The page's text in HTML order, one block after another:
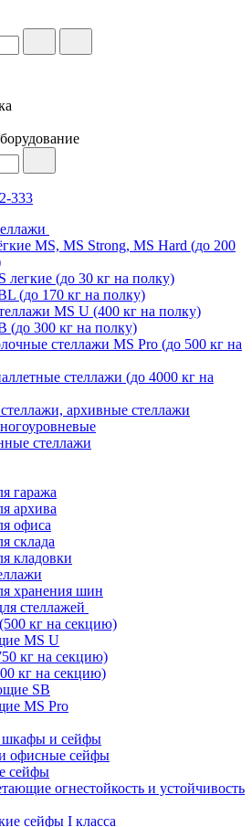
333
MS, MS Strong, MS Hard (до 200
легкие (до 30 кг на полку)
(до 170 кг на полку)
MS U (400 кг на полку)
(до 300 кг на полку)
стеллажи MS Pro (до 500 кг на
стеллажи (до 4000 кг на
архивные стеллажи
стеллажи
гаража
архива
офиса
склада
кладовки
хранения шин
стеллажей
кг на секцию)
MS U
кг на секцию)
кг на секцию)
SB
MS Pro
и сейфы
офисные сейфы
сейфы
огнестойкость и устойчивость
сейфы I класса